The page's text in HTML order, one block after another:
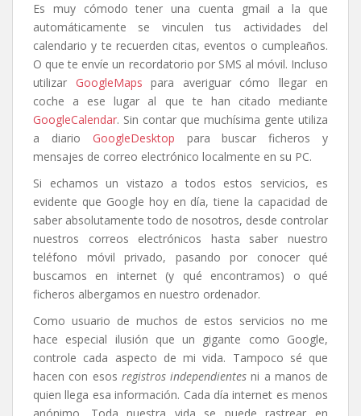
Es muy cómodo tener una cuenta gmail a la que
automáticamente se vinculen tus actividades del
calendario y te recuerden citas, eventos o cumpleaños.
O que te envíe un recordatorio por SMS al móvil. Incluso
utilizar GoogleMaps para averiguar cómo llegar en
coche a ese lugar al que te han citado mediante
GoogleCalendar. Sin contar que muchísima gente utiliza
a diario GoogleDesktop para buscar ficheros y
mensajes de correo electrónico localmente en su PC.
Si echamos un vistazo a todos estos servicios, es
evidente que Google hoy en día, tiene la capacidad de
saber absolutamente todo de nosotros, desde controlar
nuestros correos electrónicos hasta saber nuestro
teléfono móvil privado, pasando por conocer qué
buscamos en internet (y qué encontramos) o qué
ficheros albergamos en nuestro ordenador.
Como usuario de muchos de estos servicios no me
hace especial ilusión que un gigante como Google,
controle cada aspecto de mi vida. Tampoco sé que
hacen con esos registros independientes ni a manos de
quien llega esa información. Cada día internet es menos